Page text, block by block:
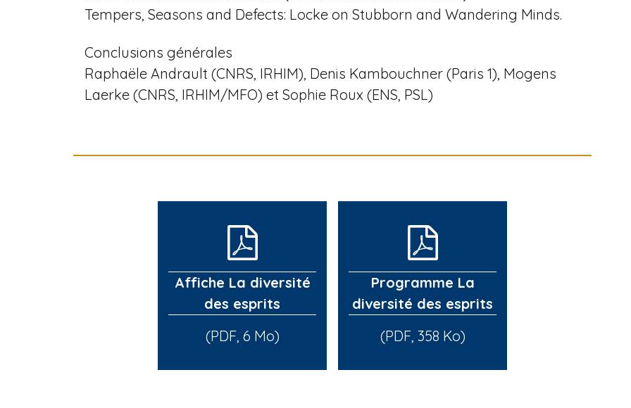
Tempers, Seasons and Defects: Locke on Stubborn and Wandering Minds.
Conclusions générales
Raphaële Andrault (CNRS, IRHIM), Denis Kambouchner (Paris 1), Mogens
Laerke (CNRS, IRHIM/MFO) et Sophie Roux (ENS, PSL)
Affiche La diversité
des esprits
(PDF, 6 Mo)
Programme La
diversité des esprits
(PDF, 358 Ko)